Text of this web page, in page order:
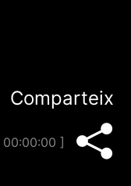
Comparteix
00:00:00 ]